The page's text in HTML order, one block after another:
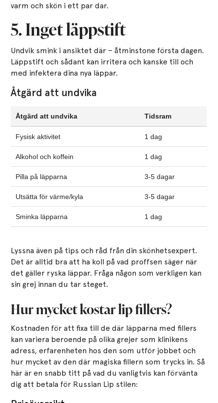
varm och skön i ett par dar.
5. Inget läppstift
Undvik smink i ansiktet där – åtminstone första dagen.
Läppstift och sådant kan irritera och kanske till och
med infektera dina nya läppar.
Åtgärd att undvika
Åtgärd att undvika Tidsram
Fysisk aktivitet 1 dag
Alkohol och koffein 1 dag
Pilla på läpparna 3-5 dagar
Utsätta för värme/kyla 3-5 dagar
Sminka läpparna 1 dag
Lyssna även på tips och råd från din skönhetsexpert.
Det är alltid bra att ha koll på vad proffsen säger när
det gäller ryska läppar. Fråga någon som verkligen kan
sin grej innan du tar steget.
Hur mycket kostar lip fillers?
Kostnaden för att fixa till de där läpparna med fillers
kan variera beroende på olika grejer som klinikens
adress, erfarenheten hos den som utför jobbet och
hur mycket av den där magiska fillern som trycks in. Så
här är en snabb titt på vad du vanligtvis kan förvänta
dig att betala för Russian Lip stilen: